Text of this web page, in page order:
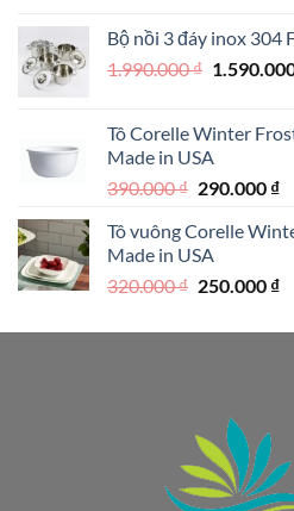
1.950.000
Bộ nồi 3 đáy inox 304
1.990.000₫ Giá
1.990.000
Tô Corelle Winter
Made in USA
390.000₫ Giá
là:
390.000 ₫.
290.000 ₫
Tô vuông Corelle
Made in USA
320.000₫ Giá
là:
250.000 ₫